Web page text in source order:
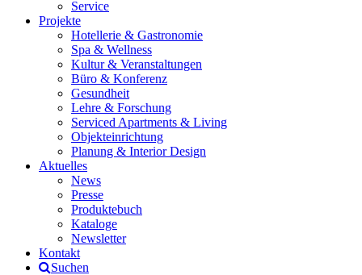
Service
Projekte
Hotellerie & Gastronomie
Spa & Wellness
Kultur & Veranstaltungen
Büro & Konferenz
Gesundheit
Lehre & Forschung
Serviced Apartments & Living
Objekteinrichtung
Planung & Interior Design
Aktuelles
News
Presse
Produktebuch
Kataloge
Newsletter
Kontakt
Suchen